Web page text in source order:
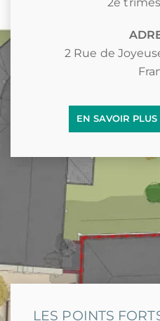
2 Rue de
EN SAVOIR PLUS
LES POINTS